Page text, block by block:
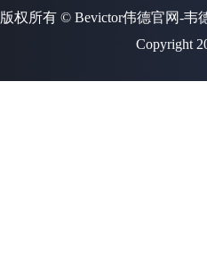
版权所有 © Bevictor伟德官网-韦
Copyright